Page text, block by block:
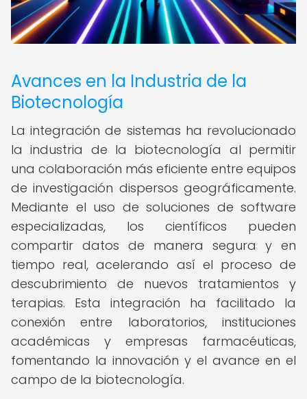
Avances en la Industria de la
Biotecnología
La integración de sistemas ha revolucionado
la industria de la biotecnología al permitir
una colaboración más eficiente entre equipos
de investigación dispersos geográficamente.
Mediante el uso de soluciones de software
especializadas, los científicos pueden
compartir datos de manera segura y en
tiempo real, acelerando así el proceso de
descubrimiento de nuevos tratamientos y
terapias. Esta integración ha facilitado la
conexión entre laboratorios, instituciones
académicas y empresas farmacéuticas,
fomentando la innovación y el avance en el
campo de la biotecnología.